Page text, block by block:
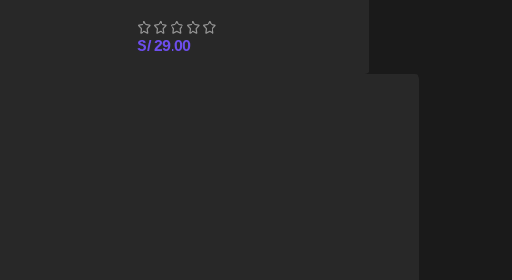
XBOX SERIES X/S
S/29.00